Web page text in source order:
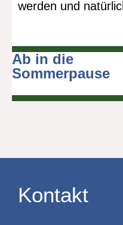
werden und
Ab in die
Sommerpause
Kontakt